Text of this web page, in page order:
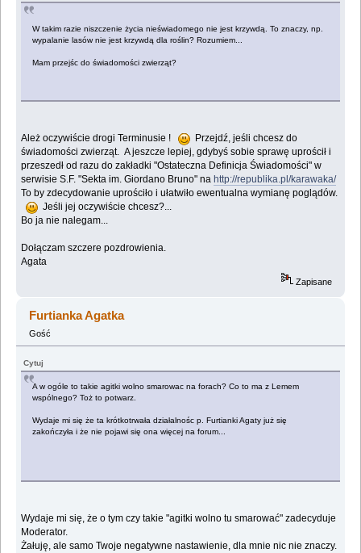
W takim razie niszczenie życia nieświadomego nie jest krzywdą. To znaczy, np.
wypalanie lasów nie jest krzywdą dla roślin? Rozumiem...
Mam przejśc do świadomości zwierząt?
Ależ oczywiście drogi Terminusie !
Przejdź, jeśli chcesz do
świadomości zwierząt. A jeszcze lepiej, gdybyś sobie sprawę uprościł i
przeszedł od razu do zakładki "Ostateczna Definicja Świadomości" w
serwisie S.F. "Sekta im. Giordano Bruno" na http://republika.pl/karawaka/
To by zdecydowanie uprościło i ułatwiło ewentualna wymianę poglądów.
Jeśli jej oczywiście chcesz?...
Bo ja nie nalegam...
Dołączam szczere pozdrowienia.
Agata
Zapisane
Furtianka Agatka
Gość
Cytuj
A w ogóle to takie agitki wolno smarowac na forach? Co to ma z Lemem
wspólnego? Toż to potwarz.
Wydaje mi się że ta krótkotrwała działalnośc p. Furtianki Agaty już się
zakończyła i że nie pojawi się ona więcej na forum...
Wydaje mi się, że o tym czy takie "agitki wolno tu smarować" zadecyduje
Moderator.
Żałuję, ale samo Twoje negatywne nastawienie, dla mnie nic nie znaczy.